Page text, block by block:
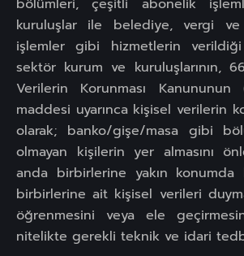
bölümleri, çeşitli abonelik
kuruluşlar ile belediye, vergi
işlemler gibi hizmetlerin
sektör kurum ve kuruluşlarının,
Verilerin Korunması
maddesi uyarınca kişisel verilerin
olarak; banko/gişe/masa gibi
olmayan kişilerin yer almasını
anda birbirlerine yakın konumda
birbirlerine ait kişisel verileri
öğrenmesini veya ele
nitelikte gerekli teknik ve idari